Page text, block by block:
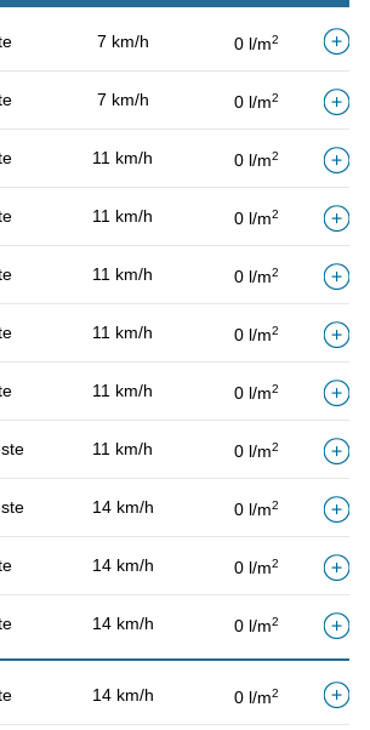
7 km/h 0 l/m2
7 km/h 0 l/m2
11 km/h 0 l/m2
11 km/h 0 l/m2
11 km/h 0 l/m2
11 km/h 0 l/m2
11 km/h 0 l/m2
11 km/h 0 l/m2
14 km/h 0 l/m2
14 km/h 0 l/m2
14 km/h 0 l/m2
14 km/h 0 l/m2